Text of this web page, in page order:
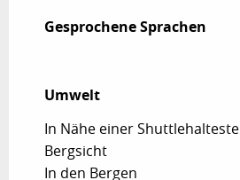
Gesprochene Sprachen
Gesprochene Sprachen
Umwelt
Umwelt
In Nähe einer
Bergsicht
In den Bergen